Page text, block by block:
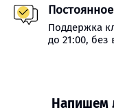
Поддержка
до 21:00,
Напишем